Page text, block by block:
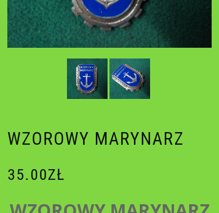
WZOROWY MARYNARZ
35.00ZŁ